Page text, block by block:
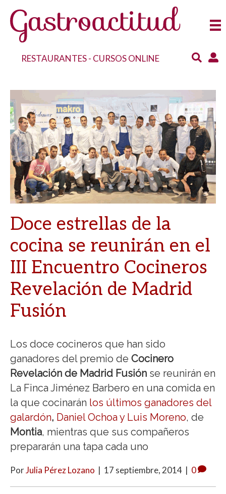
RESTAURANTES- CURSOS ONLINE
Doce estrellas de la
cocina se reunirán en el
III Encuentro Cocineros
Revelación de Madrid
Fusión
Los doce cocineros que han sido
ganadores del premio de Cocinero
Revelación de Madrid Fusión se reunirán en
La Finca Jiménez Barbero en una comida en
la que cocinarán los últimos ganadores del
galardón, Daniel Ochoa y Luis Moreno, de
Montia, mientras que sus compañeros
prepararán una tapa cada uno
PorJulia Pérez Lozano | 17 septiembre, 2014 | 0